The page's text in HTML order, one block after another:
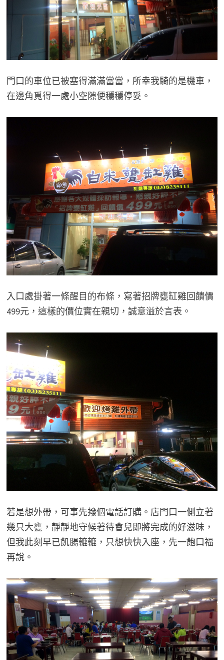
門口的車位已被塞得滿滿當當，所幸我騎的是機車，
在邊角覓得一處小空隙便穩穩停妥。
入口處掛著一條醒目的布條，寫著招牌甕缸雞回饋價
499元，這樣的價位實在親切，誠意溢於言表。
若是想外帶，可事先撥個電話訂購。店門口一側立著
幾只大甕，靜靜地守候著待會兒即將完成的好滋味，
但我此刻早已飢腸轆轆，只想快快入座，先一飽口福
再說。